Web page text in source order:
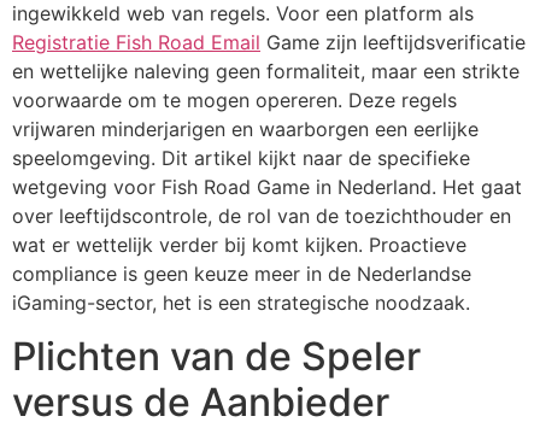
ingewikkeld web van regels. Voor een platform als
Registratie Fish Road Email Game zijn leeftijdsverificatie
en wettelijke naleving geen formaliteit, maar een strikte
voorwaarde om te mogen opereren. Deze regels
vrijwaren minderjarigen en waarborgen een eerlijke
speelomgeving. Dit artikel kijkt naar de specifieke
wetgeving voor Fish Road Game in Nederland. Het gaat
over leeftijdscontrole, de rol van de toezichthouder en
wat er wettelijk verder bij komt kijken. Proactieve
compliance is geen keuze meer in de Nederlandse
iGaming-sector, het is een strategische noodzaak.
Plichten van de Speler
versus de Aanbieder